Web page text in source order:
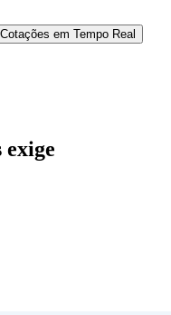
Cotações em Tempo Real
exige